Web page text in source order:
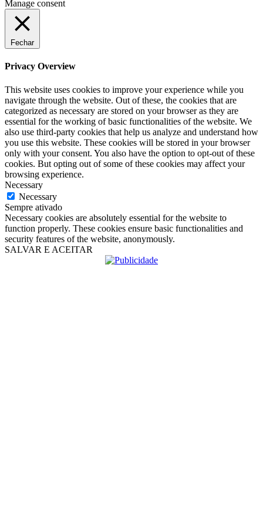
Manage consent
Fechar
Privacy Overview
This website uses cookies to improve your experience while you
navigate through the website. Out of these, the cookies that are
categorized as necessary are stored on your browser as they are
essential for the working of basic functionalities of the website. We
also use third-party cookies that help us analyze and understand how
you use this website. These cookies will be stored in your browser
only with your consent. You also have the option to opt-out of these
cookies. But opting out of some of these cookies may affect your
browsing experience.
Necessary
Necessary
Sempre ativado
Necessary cookies are absolutely essential for the website to
function properly. These cookies ensure basic functionalities and
security features of the website, anonymously.
SALVAR E ACEITAR